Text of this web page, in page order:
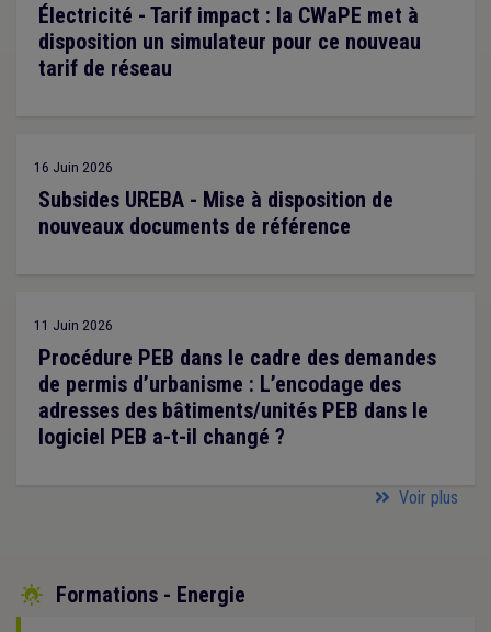
Électricité - Tarif impact : la CWaPE met à
disposition un simulateur pour ce nouveau
tarif de réseau
16 Juin 2026
Subsides UREBA - Mise à disposition de
nouveaux documents de référence
11 Juin 2026
Procédure PEB dans le cadre des demandes
de permis d’urbanisme : L’encodage des
adresses des bâtiments/unités PEB dans le
logiciel PEB a-t-il changé ?
Voir plus
 Formations - Energie